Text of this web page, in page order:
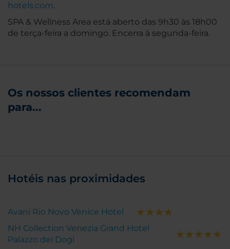
hotels.com.
SPA & Wellness Area está aberto das 9h30 às 18h00
de terça-feira a domingo. Encerra à segunda-feira.
Os nossos clientes recomendam
para...
Hotéis nas proximidades
Avani Rio Novo Venice Hotel
NH Collection Venezia Grand Hotel
Palazzo dei Dogi